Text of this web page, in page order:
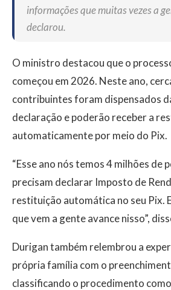
informações que muitas vezes a
declarou.
O ministro destacou que o
começou em 2026. Neste ano,
contribuintes foram dispensados
declaração e poderão receber a
automaticamente por meio do Pix.
“Esse ano nós temos 4 milhões de
precisam declarar Imposto de
restituição automática no seu Pix.
que vem a gente avance nisso”,
Durigan também relembrou a
própria família com o
classificando o procedimento